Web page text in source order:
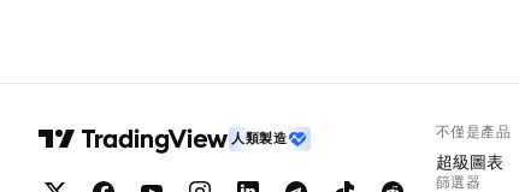
人類製造 不僅是產品
超級圖表
篩選器